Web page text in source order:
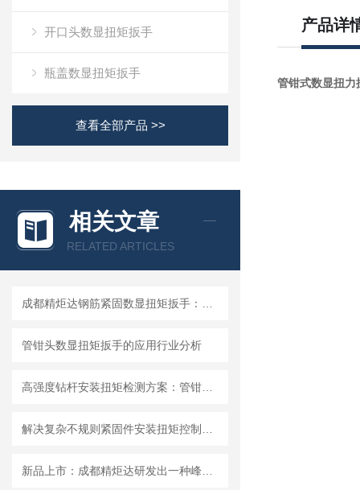
开口头数显扭矩扳手
瓶盖数显扭矩扳手
查看全部产品 >>
相关文章
RELATED ARTICLES
管钳头数显扭矩扳手的应用行业分析
产品详
管钳式数显扭力